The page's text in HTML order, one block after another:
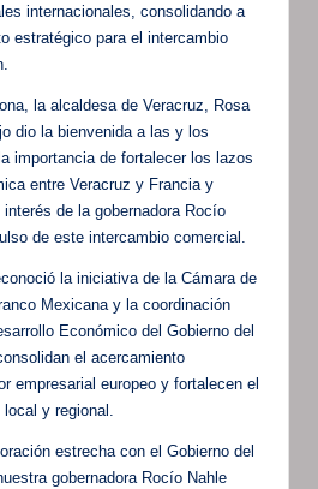
internacionales, consolidando a
estratégico para el intercambio
la alcaldesa de Veracruz, Rosa
dio la bienvenida a las y los
importancia de fortalecer los lazos
entre Veracruz y Francia y
de la gobernadora Rocío
de este intercambio comercial.
la iniciativa de la Cámara de
Mexicana y la coordinación
Económico del Gobierno del
el acercamiento
empresarial europeo y fortalecen el
y regional.
estrecha con el Gobierno del
gobernadora Rocío Nahle